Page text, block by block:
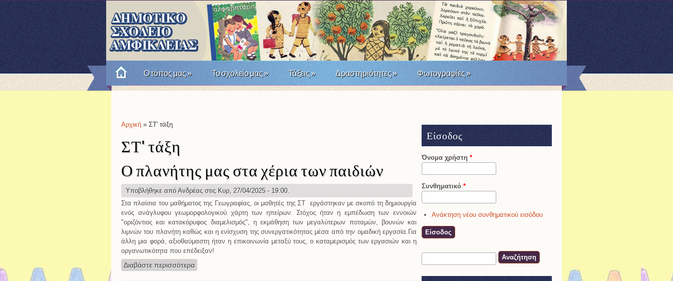
RSS Facebook Twitter
Ο τόπος μας» Το σχολείο μας» Τάξεις» Δραστηριότητες» Φωτογραφίες»
Είστε εδώ
Αρχική » ΣΤ' τάξη
ΣΤ' τάξη
Ο πλανήτης μας στα χέρια των παιδιών
Υποβλήθηκε από Ανδρέας στις Κυρ, 27/04/2025 - 19:00.
Στα πλαίσια του μαθήματος της Γεωγραφίας, οι μαθητές της ΣΤ εργάστηκαν με σκοπό τη δημιουργία
ενός ανάγλυφου γεωμορφολογικού χάρτη των ηπείρων. Στόχος ήταν η εμπέδωση των εννοιών
"οριζόντιος και κατακόρυφος διαμελισμός", η εκμάθηση των μεγαλύτερων ποταμών, βουνών και
λιμνών του πλανήτη καθώς και η ενίσχυση της συνεργατικότητας μέσα από την ομαδική εργασία.Για
άλλη μια φορά, αξιοθαύμαστη ήταν η επικοινωνία μεταξύ τους, ο καταμερισμός των εργασιών και η
οργανωτικότητα που επέδειξαν!
Διαβάστε περισσότερα
Είσοδος
Όνομα χρήστη *
Συνθηματικό *
Ανάκτηση νέου συνθηματικού εισόδου
Φόρμα αναζήτησης
Αναζήτηση